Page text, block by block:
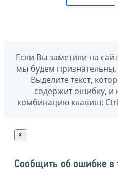
Если Вы заметили на
мы будем
Выделите текст,
содержит ошибку, и
комбинацию клавиш:
×
Сообщить об ошибке в